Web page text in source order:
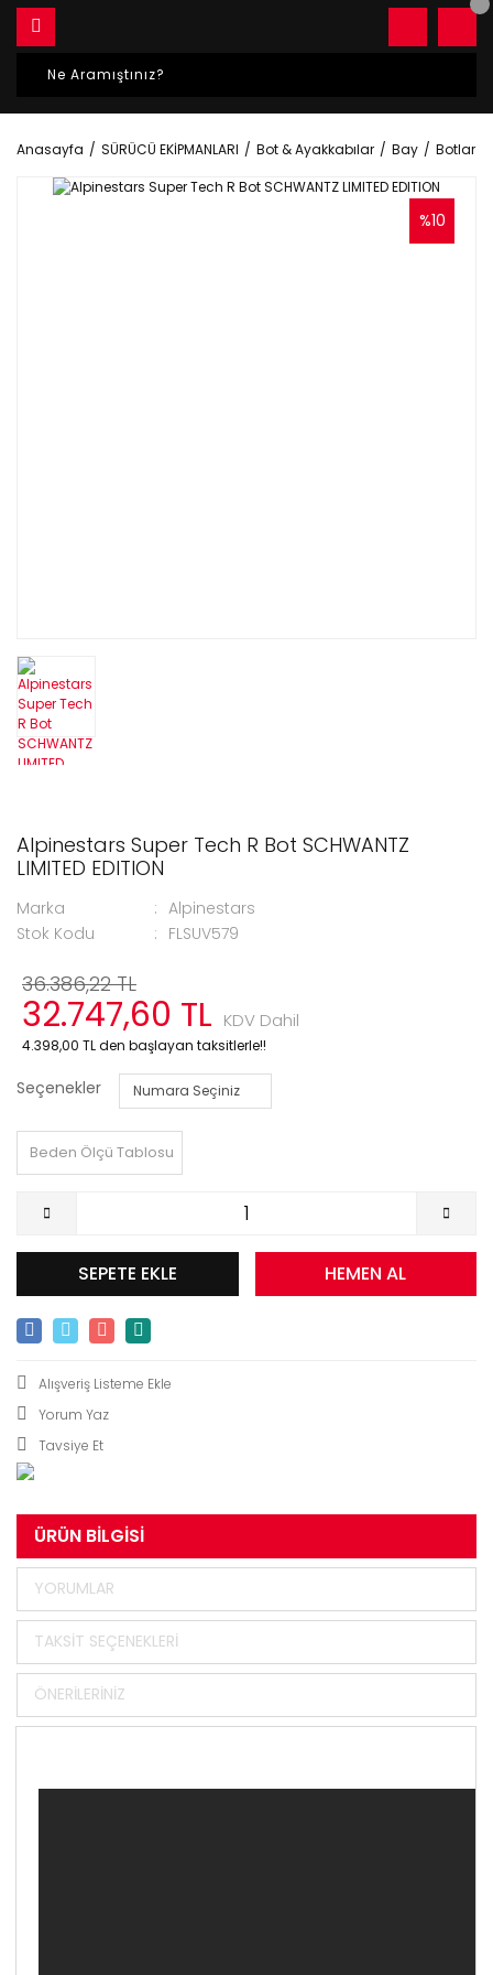
Anasayfa SÜRÜCÜ EKİPMANLARI Bot & Ayakkabılar Bay Botlar
%10
Alpinestars Super Tech R Bot SCHWANTZ
LIMITED EDITION
Marka
Alpinestars
Stok Kodu
FLSUV579
36.386,22 TL
32.747,60 TL KDV Dahil
4.398,00 TL den başlayan taksitlerle!!
Seçenekler
Beden Ölçü Tablosu
SEPETE EKLE HEMEN AL
Yorum Yaz
Tavsiye Et
ÜRÜN BILGISI
YORUMLAR
TAKSIT SEÇENEKLERI
ÖNERILERINIZ